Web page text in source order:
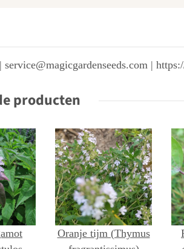
|
producten
Oranje tijm (Thymus